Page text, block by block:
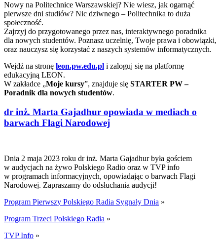
Nowy na Politechnice Warszawskiej? Nie wiesz, jak ogarnąć
pierwsze dni studiów? Nic dziwnego – Politechnika to duża
społeczność.
Zajrzyj do przygotowanego przez nas, interaktywnego poradnika
dla nowych studentów. Poznasz uczelnię, Twoje prawa i obowiązki,
oraz nauczysz się korzystać z naszych systemów informatycznych.
Wejdź na stronę leon.pw.edu.pl i zaloguj się na platformę
edukacyjną LEON.
W zakładce „Moje kursy”, znajduje się STARTER PW –
Poradnik dla nowych studentów.
dr inż. Marta Gajadhur opowiada w mediach o
barwach Flagi Narodowej
Dnia 2 maja 2023 roku dr inż. Marta Gajadhur była gościem
w audycjach na żywo Polskiego Radio oraz w TVP info
w programach informacyjnych, opowiadając o barwach Flagi
Narodowej. Zapraszamy do odsłuchania audycji!
Program Pierwszy Polskiego Radia Sygnały Dnia »
Program Trzeci Polskiego Radia »
TVP Info »